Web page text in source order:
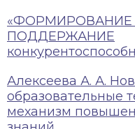
«ФОРМИРОВАНИЕ
ПОДДЕРЖАНИЕ
Алексеева А. А.
образовательные
механизм